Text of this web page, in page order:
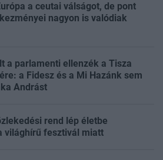
a ceutai válságot, de pont
nagyon is valódiak
a parlamenti ellenzék a Tisza
a Fidesz és a Mi Hazánk sem
Andrást
rend lép életbe
világhírű fesztivál miatt